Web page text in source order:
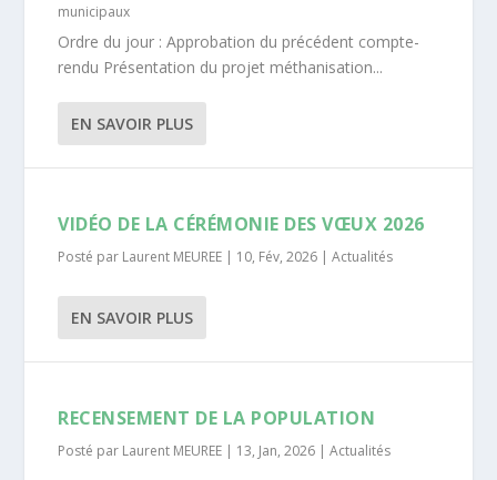
municipaux
Ordre du jour : Approbation du précédent compte-
rendu Présentation du projet méthanisation...
EN SAVOIR PLUS
VIDÉO DE LA CÉRÉMONIE DES VŒUX 2026
Posté par Laurent MEUREE | 10, Fév, 2026 |Actualités
EN SAVOIR PLUS
RECENSEMENT DE LA POPULATION
Posté par Laurent MEUREE | 13, Jan, 2026 |Actualités